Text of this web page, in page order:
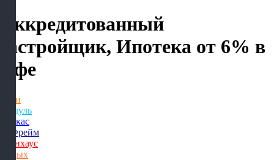
Аккредитованный
застройщик, Ипотека от 6% в
Уфе
Бани
Модуль
Каркас
А-Фрейм
Барнхаус
Отдых